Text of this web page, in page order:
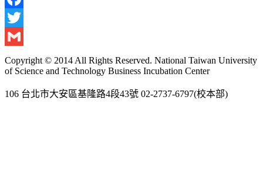
Facebook
Twitter
Gmail
Copyright © 2014 All Rights Reserved. National Taiwan University
of Science and Technology Business Incubation Center
106 台北市大安區基隆路4段43號 02-2737-6797(校本部)